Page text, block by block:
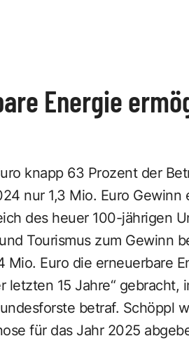
Energie
knapp 63 Prozent der
nur 1,3 Mio. Euro Gewinn
des heuer 100-jährigen
Tourismus zum Gewinn
Euro die erneuerbare
15 Jahre“ gebracht,
betraf. Schöppl
für das Jahr 2025